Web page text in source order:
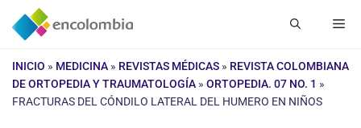
Saltar
INICIO » MEDICINA » REVISTAS MÉDICAS » REVISTA COLOMBIANA
DE ORTOPEDIA Y TRAUMATOLOGÍA » ORTOPEDIA. 07 NO. 1 »
FRACTURAS DEL CÓNDILO LATERAL DEL HUMERO EN NIÑOS